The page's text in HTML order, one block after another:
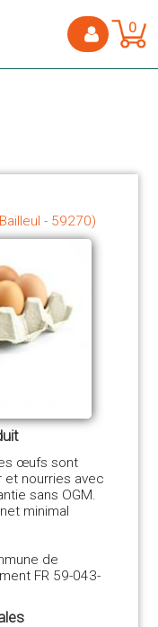
0
- 59270)
œufs sont
et nourries avec
sans OGM.
minimal
de
FR 59-043-